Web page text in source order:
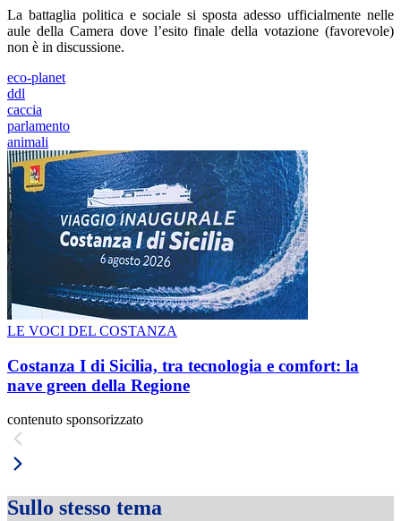
La battaglia politica e sociale si sposta adesso ufficialmente nelle
aule della Camera dove l’esito finale della votazione (favorevole)
non è in discussione.
eco-planet
ddl
caccia
parlamento
animali
LE VOCI DEL COSTANZA
Costanza I di Sicilia, tra tecnologia e comfort: la
nave green della Regione
contenuto sponsorizzato
Sullo stesso tema